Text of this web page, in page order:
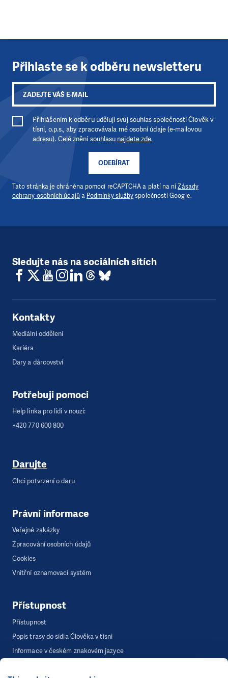
jedním darem nebo se stanete pravidelným dárcem
kde je to nejvíce potřeba.
DAROVAT
Přihlaste se k odběru newsletteru
ODEBÍRAT
Přihlášením k odběru uděluji svůj souhlas společnosti Člověk v
tísni, o.p.s., aby zpracovávala mé osobní údaje (e-mailovou
adresu). Celé znění souhlasu najdete zde.
Tato stránka je chráněna pomocí reCAPTCHA a platí na niZásady
ochrany osobních údajů a Podmínky službyspolečnosti Google.
Sledujte nás na sociálních sítích
Kontakty
Mediální oddělení
Kariéra
Dary a dárcovství
Potřebuji pomoci
Help linka pro lidi v nouzi:
+420 770 600 800
Darujte
Chci potvrzení o daru
Právní informace
Veřejné zakázky
Zpracování osobních údajů
Cookies
Vnitřní oznamovací systém
Přístupnost
Přístupnost
Popis trasy do sídla Člověka v tísni
Informace v českém znakovém jazyce